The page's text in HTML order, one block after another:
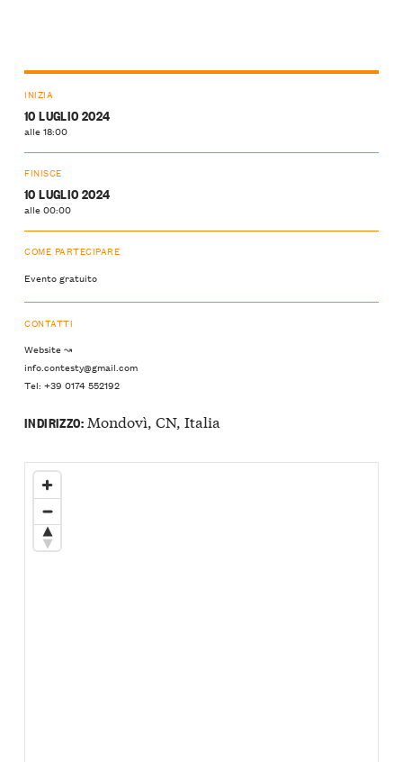
INIZIA
10 LUGLIO 2024
alle 18:00
FINISCE
10 LUGLIO 2024
alle 00:00
COME PARTECIPARE
Evento gratuito
CONTATTI
Website ↝
info.contesty@gmail.com
Tel: +39 0174 552192
INDIRIZZO:Mondovì, CN, Italia